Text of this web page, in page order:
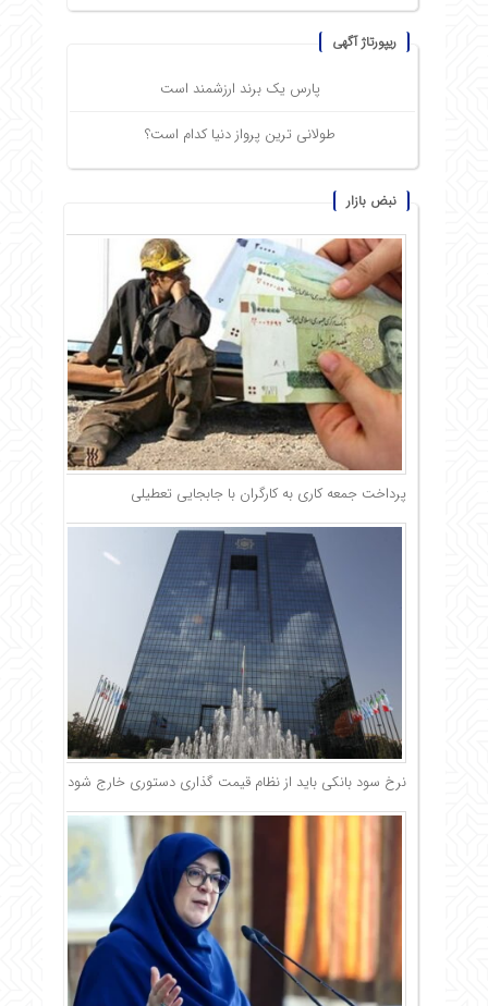
ریپورتاژ آگهی
پارس یک برند ارزشمند است
طولانی ترین پرواز دنیا کدام است؟
نبض بازار
پرداخت جمعه کاری به کارگران با جابجایی تعطیلی
نرخ سود بانکی باید از نظام قیمت گذاری دستوری خارج شود